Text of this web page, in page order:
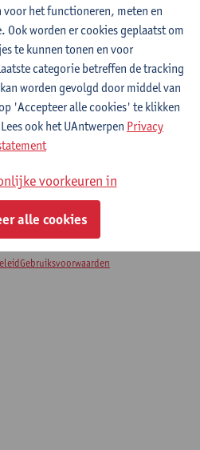
2025 2023-2024
2
ontwerpwetenschappen:
Course Catalogue
Gebruiksvoorwaarden
het functioneren, meten en
Ook worden er cookies geplaatst om
te kunnen tonen en voor
categorie betreffen de tracking
worden gevolgd door middel van
'Accepteer alle cookies' te klikken
ook het UAntwerpen Privacy
voorkeuren in
alle cookies